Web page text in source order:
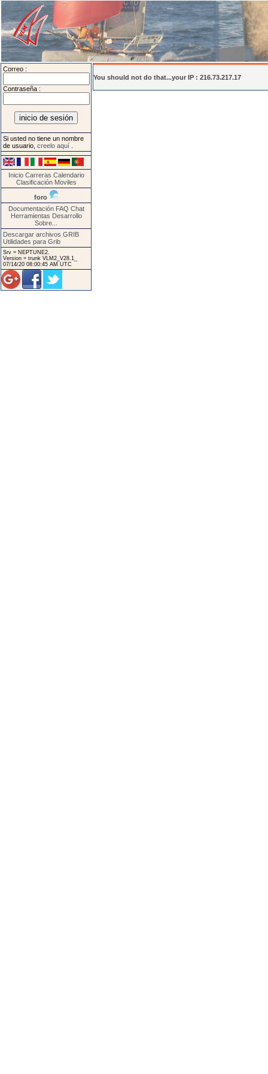
Correo :
Contraseña :
Si usted no tiene un nombre
de usuario, creelo aquí
Inicio Carreras Calendario
Clasificación Moviles
foro
Documentación FAQ Chat
Herramientas Desarrollo
Sobre...
Descargar archivos GRIB
Utilidades para Grib
Srv = NEPTUNE2.
Version = trunk VLM2_V28.1_
07/14/20 08:00:45 AM UTC
You should not do that...your IP : 216.73.217.17